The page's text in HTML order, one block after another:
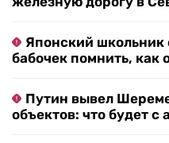
Японский школьник
бабочек помнить, как
Путин вывел
объектов: что будет с